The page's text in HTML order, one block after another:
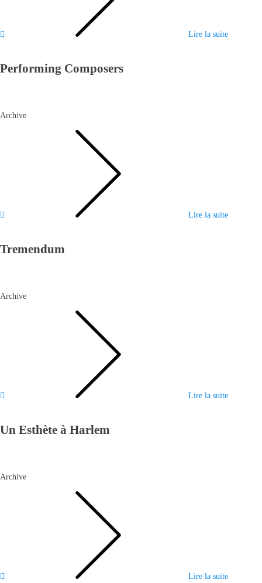
Lire la suite
Performing Composers
Archive
Lire la suite
Tremendum
Archive
Lire la suite
Un Esthète à Harlem
Archive
Lire la suite